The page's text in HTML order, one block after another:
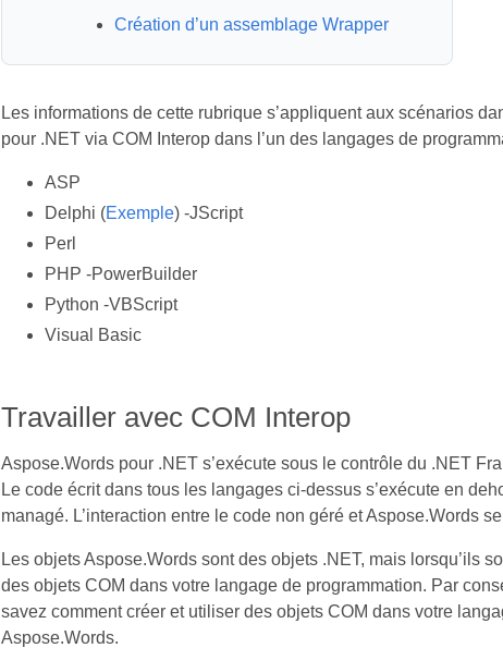
Création d’un assemblage Wrapper
Les informations de cette rubrique s’appliquent aux scénarios
pour .NET via COM Interop dans l’un des langages de
ASP
Delphi (Exemple) -JScript
Perl
PHP -PowerBuilder
Python -VBScript
Visual Basic
Travailler avec COM Interop
Aspose.Words pour .NET s’exécute sous le contrôle du .NET
Le code écrit dans tous les langages ci-dessus s’exécute en
managé. L’interaction entre le code non géré et Aspose.Words
Les objets Aspose.Words sont des objets .NET, mais lorsqu’ils
des objets COM dans votre langage de programmation. Par
savez comment créer et utiliser des objets COM dans votre
Aspose.Words.